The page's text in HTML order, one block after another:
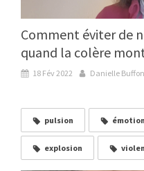
Comment éviter de
quand la colère
18 Fév 2022 Danielle
pulsion émotion
explosion